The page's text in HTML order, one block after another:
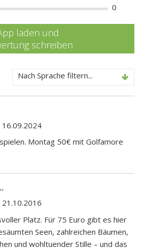
0
laden und
schreiben
Nach Sprache filtern...
16.09.2024
Montag 50€ mit Golfamore
21.10.2016
Platz. Für 75 Euro gibt es hier
Seen, zahlreichen Bäumen,
und wohltuender Stille – und das